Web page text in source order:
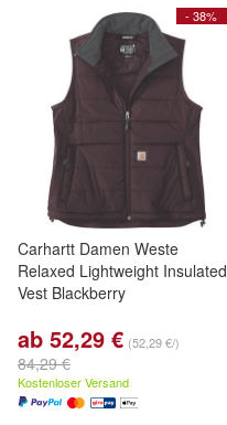
- 38%
Carhartt Damen Weste
Relaxed Lightweight Insulated
Vest Blackberry
ab 52,29 € (52,29 €/)
84,29 €
Kostenloser Versand